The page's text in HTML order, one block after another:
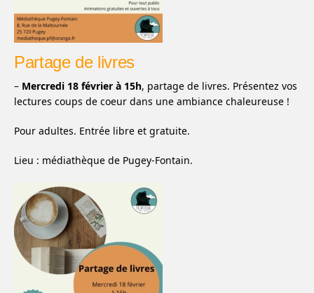
Partage de livres
– Mercredi 18 février à 15h, partage de livres. Présentez vos
lectures coups de coeur dans une ambiance chaleureuse !
Pour adultes. Entrée libre et gratuite.
Lieu : médiathèque de Pugey-Fontain.